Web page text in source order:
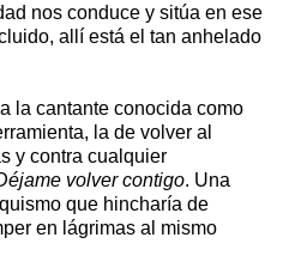
nos conduce y sitúa en ese
allí está el tan anhelado
la cantante conocida como
la de volver al
y contra cualquier
volver contigo. Una
que hincharía de
en lágrimas al mismo